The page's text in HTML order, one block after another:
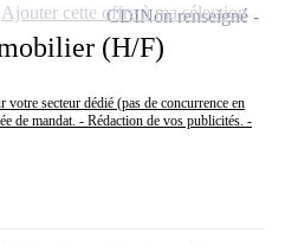
(H/F)
secteur dédié (pas de concurrence en
de mandat. - Rédaction de vos publicités. -
CDINon renseigné
Ajouter cette offre à ma sélection